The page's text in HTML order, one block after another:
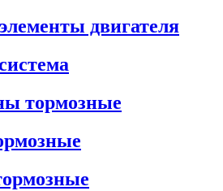
двигателя
тормозные